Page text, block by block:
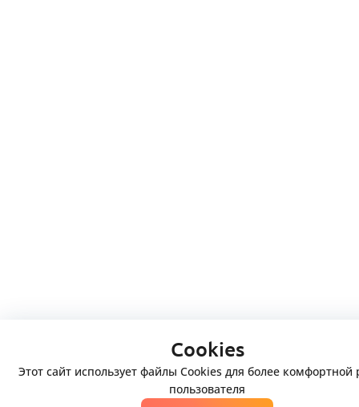
Cookies
Этот сайт использует файлы Cookies для более комфортной
пользователя